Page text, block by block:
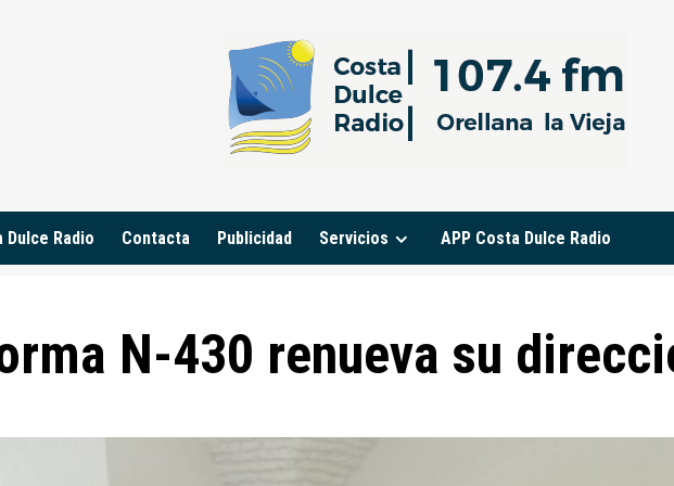
Dulce Radio Contacta Publicidad Servicios APP Costa Dulce Radio
N-430 renueva su